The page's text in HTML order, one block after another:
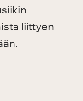
liittyen